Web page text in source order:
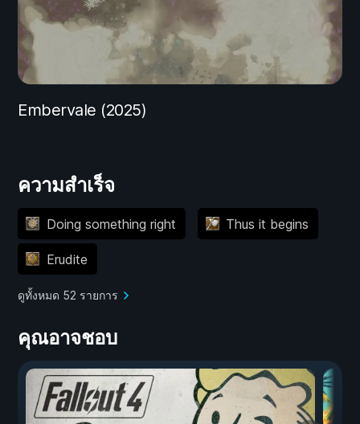
Embervale (2025)
ความสำเร็จ
Doing something right Thus it begins
Erudite
ดูทั้งหมด 52 รายการ
คุณอาจชอบ